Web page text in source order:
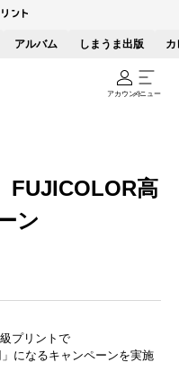
アルバム しまうま出版 カ
アカウントメニュー
FUJICOLOR高
ン
プリントで
になるキャンペーンを実施